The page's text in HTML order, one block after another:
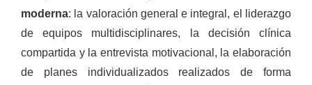
moderna: la valoración general e integral, el liderazgo
de equipos multidisciplinares, la decisión clínica
compartida y la entrevista motivacional, la elaboración
de planes individualizados realizados de forma